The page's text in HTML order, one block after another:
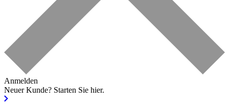
Anmelden
Neuer Kunde? Starten Sie hier.